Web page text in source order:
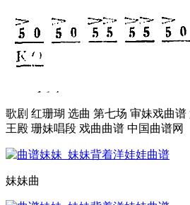
歌剧 红珊瑚 选曲 第七场 审妹戏曲
王殿 珊妹唱段 戏曲曲谱 中国曲谱网
妹妹曲